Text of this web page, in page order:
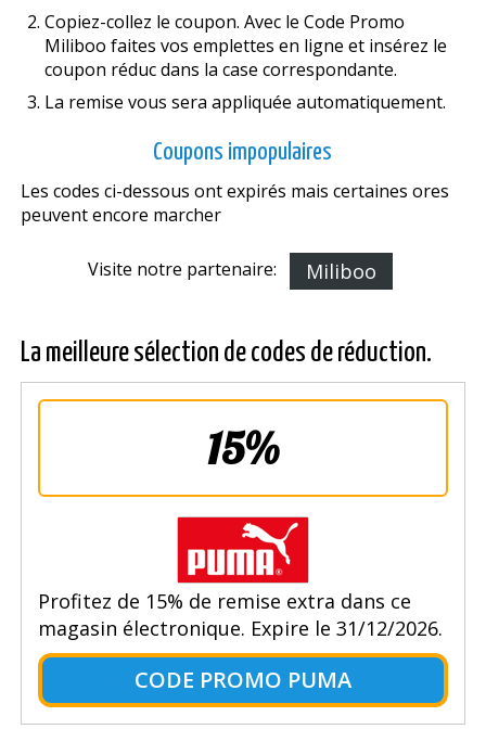
Copiez-collez le coupon. Avec le Code Promo
Miliboo faites vos emplettes en ligne et insérez le
coupon réduc dans la case correspondante.
La remise vous sera appliquée automatiquement.
Coupons impopulaires
Les codes ci-dessous ont expirés mais certaines offres
peuvent encore marcher
Visite notre partenaire: Miliboo
La meilleure sélection de codes de réduction.
15%
Profitez de 15% de remise extra dans ce
magasin électronique. Expire le 31/12/2026.
CODE PROMO PUMA